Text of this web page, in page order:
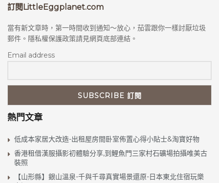
訂閱LittleEggplanet.com
當有新文章時，第一時間收到通知～放心，茄雲跟你一樣討厭垃圾
郵件。隱私權保護政策請見網頁底部連結。
Email address
熱門文章
低成本家居大改造-出租屋房間卧室佈置心得小貼士&淘寶好物
香港租借漢服攝影初體驗分享,到鯉魚門三家村石礦場拍攝唯美古
裝照
【山形縣】銀山溫泉-千與千尋真實場景還原-日本東北住宿玩樂